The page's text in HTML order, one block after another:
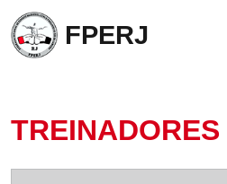
FPERJ
TREINADORES